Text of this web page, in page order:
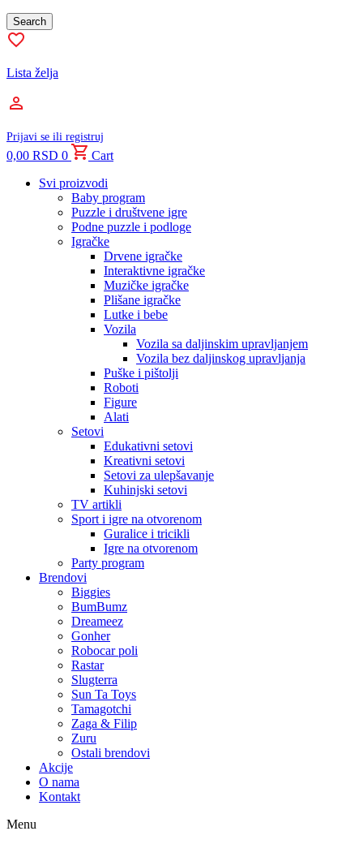
Search
Lista želja
Prijavi se ili registruj
0,00 RSD 0
Cart
Svi proizvodi
Baby program
Puzzle i društvene igre
Podne puzzle i podloge
Igračke
Drvene igračke
Interaktivne igračke
Muzičke igračke
Plišane igračke
Lutke i bebe
Vozila
Vozila sa daljinskim upravljanjem
Vozila bez daljinskog upravljanja
Puške i pištolji
Roboti
Figure
Alati
Setovi
Edukativni setovi
Kreativni setovi
Setovi za ulepšavanje
Kuhinjski setovi
TV artikli
Sport i igre na otvorenom
Guralice i tricikli
Igre na otvorenom
Party program
Brendovi
Biggies
BumBumz
Dreameez
Gonher
Robocar poli
Rastar
Slugterra
Sun Ta Toys
Tamagotchi
Zaga & Filip
Zuru
Ostali brendovi
Akcije
O nama
Kontakt
Menu